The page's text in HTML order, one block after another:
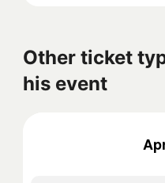
Other ticket
his event